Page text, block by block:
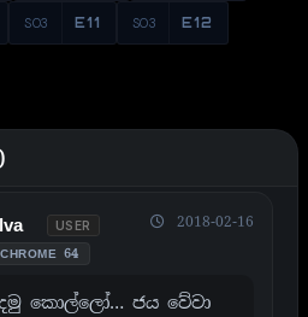
S03 E11 S03 E12
USER
CHROME 64
2018-02-16
කොල්ලෝ… ජය වේවා